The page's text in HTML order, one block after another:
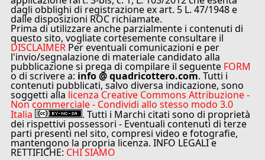
dagli obblighi di registrazione ex art. 5 L. 47/1948 e
dalle disposizioni ROC richiamate.
Prima di utilizzare anche parzialmente i contenuti di
questo sito, vogliate cortesemente consultare il
DISCLAIMER Per eventuali comunicazioni e per
l'invio/segnalazione di materiale candidato alla
pubblicazione si prega di compilare il seguente FORM
o di scrivere a: info @ quadricottero.com. Tutti i
contenuti pubblicati, salvo diversa indicazione, sono
soggetti alla licenza Creative Commons Attribuzione -
Non commerciale - Condividi allo stesso modo 3.0
Italia . Tutti i Marchi citati sono di proprietà
dei rispettivi possessori - Eventuali contenuti di terze
parti presenti nel sito, compresi video e fotografie,
mantengono la propria licenza. INFO LEGALI e
RETTIFICHE: CHI SIAMO